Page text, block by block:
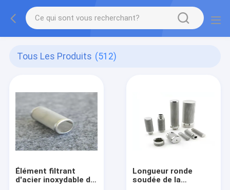
Tous Les Produits (512)
Élément filtrant
d'acier inoxydable de
Longueur ronde
soudée de la